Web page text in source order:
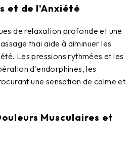
et de l'Anxiété
de relaxation profonde et une
thai aide à diminuer les
Les pressions rythmées et les
d'endorphines, les
une sensation de calme et
Musculaires et